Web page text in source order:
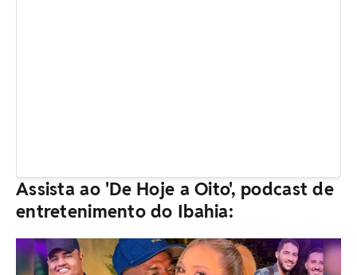
Assista ao 'De Hoje a Oito', podcast de
entretenimento do Ibahia: